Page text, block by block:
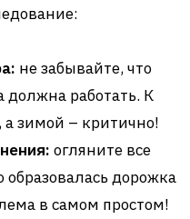
не забывайте, что
работать. К
а зимой – критично!
огляните все
образовалась дорожка
в самом простом!